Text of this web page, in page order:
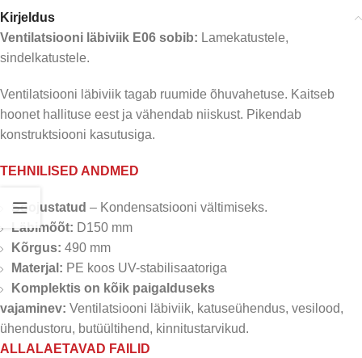
Kirjeldus
Ventilatsiooni läbiviik E06 sobib: Lamekatustele,
sindelkatustele.
Ventilatsiooni läbiviik tagab ruumide õhuvahetuse. Kaitseb
hoonet hallituse eest ja vähendab niiskust. Pikendab
konstruktsiooni kasutusiga.
TEHNILISED ANDMED
Soojustatud – Kondensatsiooni vältimiseks.
Läbimõõt: D150 mm
Kõrgus: 490 mm
Materjal: PE koos UV-stabilisaatoriga
Komplektis on kõik paigalduseks
vajaminev: Ventilatsiooni läbiviik, katuseühendus, vesilood,
ühendustoru, butüültihend, kinnitustarvikud.
ALLALAETAVAD FAILID